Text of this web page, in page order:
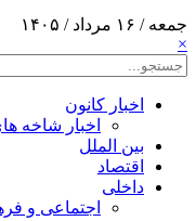
جمعه / ۱۶ مرداد / ۱۴۰۵
×
اخبار کانون
اخبار شاخه
بین الملل
اقتصاد
داخلی
اجتماعی و